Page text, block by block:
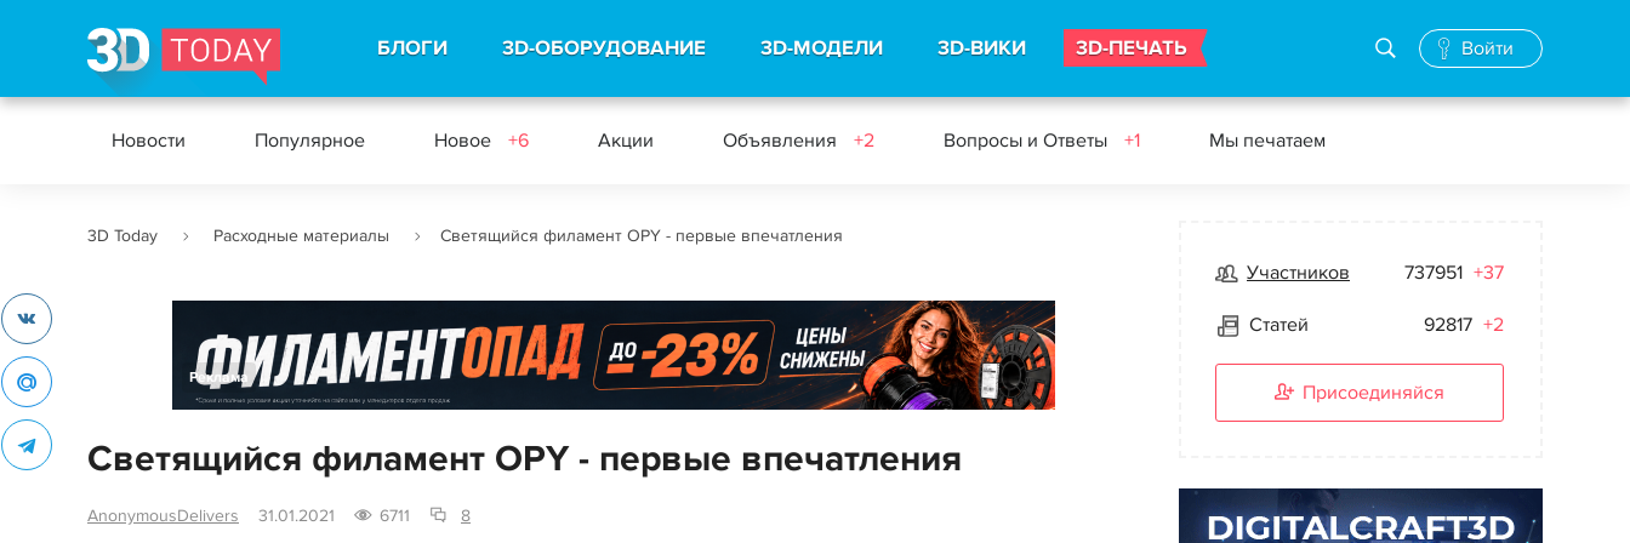
БЛОГИ 3D-ОБОРУДОВАНИЕ 3D-МОДЕЛИ 3D-ВИКИ 3D-ПЕЧАТЬ Войти
Новости Популярное Новое +6 Акции Объявления +2 Вопросы и Ответы +1 Мы печатаем
3D Today Расходные материалы Светящийся филамент OPY - первые впечатления
Реклама
Светящийся филамент OPY - первые впечатления
AnonymousDelivers 31.01.2021 6711 8
Участников 737951 +37
Статей 92817 +2
Присоединяйся